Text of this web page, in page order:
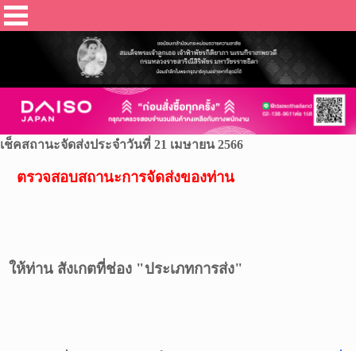
เช็คสถานะจัดส่งประจำวันที่ 21 เมษายน 2566
ตรวจสอบสถานะการจัดส่งของท่าน
ให้ท่าน สังเกตที่ช่อง "ประเภทการส่ง"